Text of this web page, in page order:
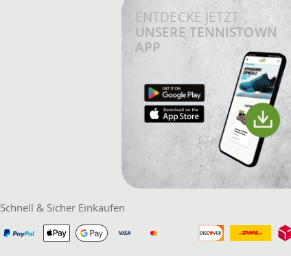
ENTDECKE JETZT
UNSERE TENNISTOWN
APP
Schnell & Sicher Einkaufen